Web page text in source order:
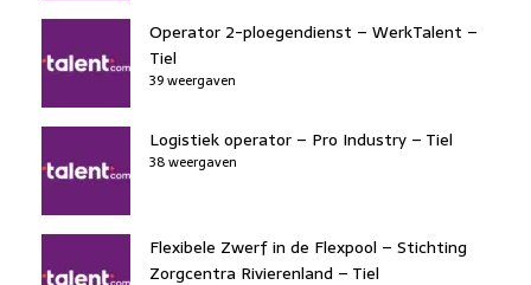
Operator 2-ploegendienst – WerkTalent –
Tiel
39 weergaven
Logistiek operator – Pro Industry – Tiel
38 weergaven
Flexibele Zwerf in de Flexpool – Stichting
Zorgcentra Rivierenland – Tiel